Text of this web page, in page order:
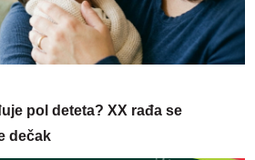
pol deteta? XX rađa se
dečak